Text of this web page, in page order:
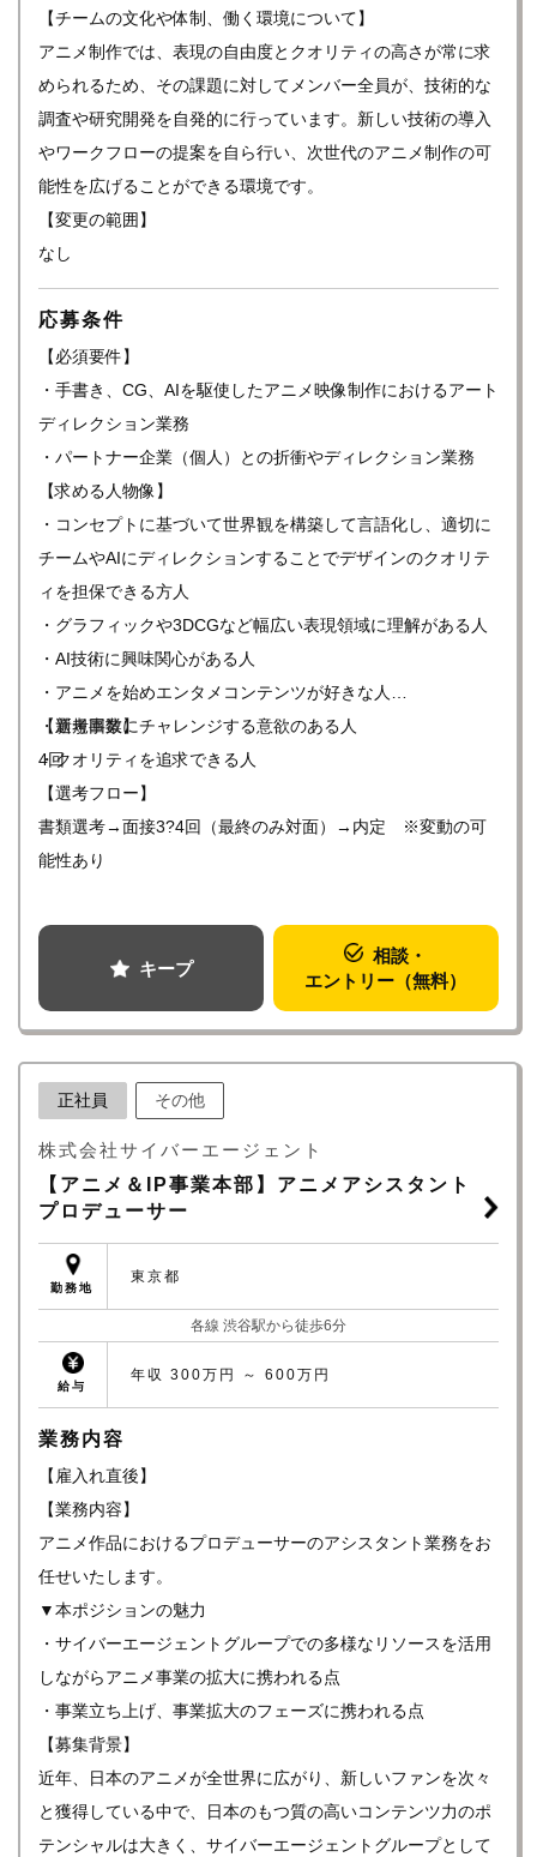
【チームの文化や体制、働く環境について】
アニメ制作では、表現の自由度とクオリティの高さが常に求
められるため、その課題に対してメンバー全員が、技術的な
調査や研究開発を自発的に行っています。新しい技術の導入
やワークフローの提案を自ら行い、次世代のアニメ制作の可
能性を広げることができる環境です。
【変更の範囲】
なし
応募条件
【必須要件】
・手書き、CG、AIを駆使したアニメ映像制作におけるアート
ディレクション業務
・パートナー企業（個人）との折衝やディレクション業務
【求める人物像】
・コンセプトに基づいて世界観を構築して言語化し、適切に
チームやAIにディレクションすることでデザインのクオリテ
ィを担保できる方人
・グラフィックや3DCGなど幅広い表現領域に理解がある人
・AI技術に興味関心がある人
・アニメを始めエンタメコンテンツが好きな人
・新規事業にチャレンジする意欲のある人
・クオリティを追求できる人
【選考回数】
4回
【選考フロー】
書類選考→面接3?4回（最終のみ対面）→内定 ※変動の可
能性あり
キープ
相談・
エントリー（無料）
正社員 その他
株式会社サイバーエージェント
【アニメ＆IP事業本部】アニメアシスタント
プロデューサー
勤務地
東京都
各線 渋谷駅から徒歩6分
給与
年収 300万円 ～ 600万円
業務内容
【雇入れ直後】
【業務内容】
アニメ作品におけるプロデューサーのアシスタント業務をお
任せいたします。
▼本ポジションの魅力
・サイバーエージェントグループでの多様なリソースを活用
しながらアニメ事業の拡大に携われる点
・事業立ち上げ、事業拡大のフェーズに携われる点
【募集背景】
近年、日本のアニメが全世界に広がり、新しいファンを次々
と獲得している中で、日本のもつ質の高いコンテンツ力のポ
テンシャルは大きく、サイバーエージェントグループとして